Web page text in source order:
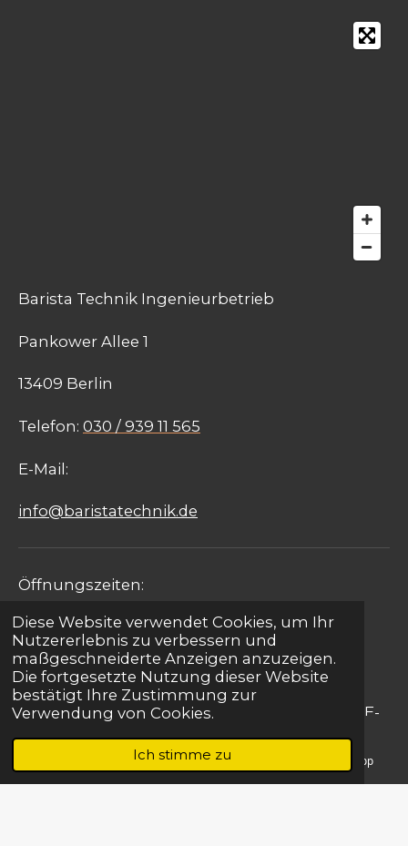
Diese Website verwendet Cookies, um Ihr
Nutzererlebnis zu verbessern und
maßgeschneiderte Anzeigen anzuzeigen.
Die fortgesetzte Nutzung dieser Website
bestätigt Ihre Zustimmung zur
Verwendung von Cookies.
Ich stimme zu
Barista Technik Ingenieurbetrieb
Pankower Allee 1
13409 Berlin
Telefon: 030 / 939 11 565
E-Mail:
info@baristatechnik.de
Öffnungszeiten:
Montag - Freitag: 09:00 - 17:00 Uhr
Samstag: 09:00 - 15:00 Uhr
Sonntag: Notfallservice für Gastronomie per E-
Mail
Kontakt|Impressum| Barista Design
Telefon WhatsApp